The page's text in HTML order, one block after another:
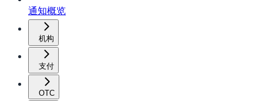
通知概览
机构
支付
OTC